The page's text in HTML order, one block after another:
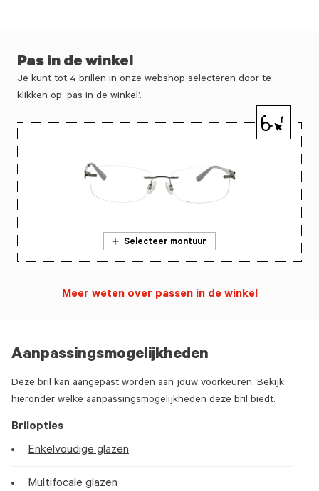
Aanpassingsmogelijkheden
Deze bril kan aangepast worden aan jouw voorkeuren. Bekijk
hieronder welke aanpassingsmogelijkheden deze bril biedt.
Brilopties
Enkelvoudige glazen
Multifocale glazen
Pas in de winkel
Je kunt tot 4 brillen in onze webshop selecteren door te
klikken op ‘pas in de winkel’.
Selecteer montuur
Meer weten over passen in de winkel